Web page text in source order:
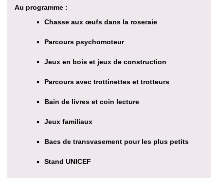
Au programme :
Chasse aux œufs dans la roseraie
Parcours psychomoteur
Jeux en bois et jeux de construction
Parcours avec trottinettes et trotteurs
Bain de livres et coin lecture
Jeux familiaux
Bacs de transvasement pour les plus petits
Stand UNICEF